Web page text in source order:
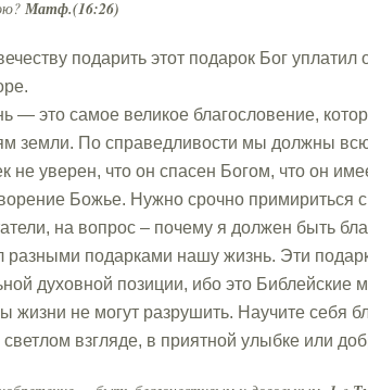
Матф.(16:26)
подарить этот подарок Бог
— это самое великое благословение,
земли. По справедливости мы должны всю
не уверен, что он спасен Богом, что он
Божье. Нужно срочно примириться
на вопрос – почему я должен быть
разными подарками нашу жизнь. Эти
духовной позиции, ибо это Библейские
жизни не могут разрушить. Научите себя
взгляде, в приятной улыбке или